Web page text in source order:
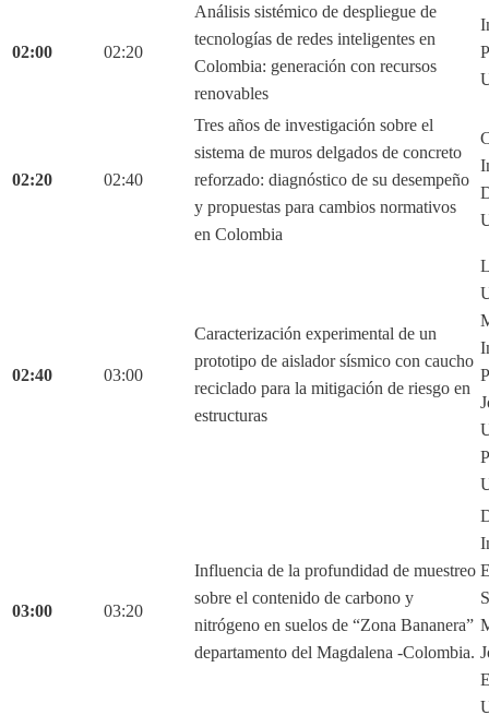
02:00 02:20
Análisis sistémico de despliegue de
tecnologías de redes inteligentes en
Colombia: generación con recursos
renovables
02:20 02:40
Tres años de investigación sobre el
sistema de muros delgados de concreto
reforzado: diagnóstico de su desempeño
y propuestas para cambios normativos
en Colombia
02:40 03:00
Caracterización experimental de un
prototipo de aislador sísmico con caucho
reciclado para la mitigación de riesgo en
estructuras
03:00 03:20
Influencia de la profundidad de muestreo
sobre el contenido de carbono y
nitrógeno en suelos de “Zona Bananera”
departamento del Magdalena -Colombia.